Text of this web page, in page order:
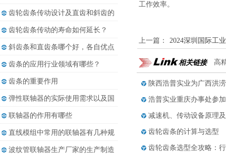
工作效率。
上一篇： 2024深圳国际工
求......
齿轮齿条传动设计及直齿和斜齿的
差......
齿轮齿条传动的寿命如何延长？
斜齿条和直齿条哪个好，各自优点
都......
齿条的应用行业领域有哪些？
齿条的重要作用
弹性联轴器的实际使用需求以及国
内......
联轴器的作用有哪些
直线模组中常用的联轴器有几种规
格
波纹管联轴器生产厂家的生产制造
高
相关链接
陕西浩普实业为广西洪
浩普实业重庆办事处参
减速机、传动设备原理
齿轮齿条的计算与选型
齿轮齿条选型全攻略：